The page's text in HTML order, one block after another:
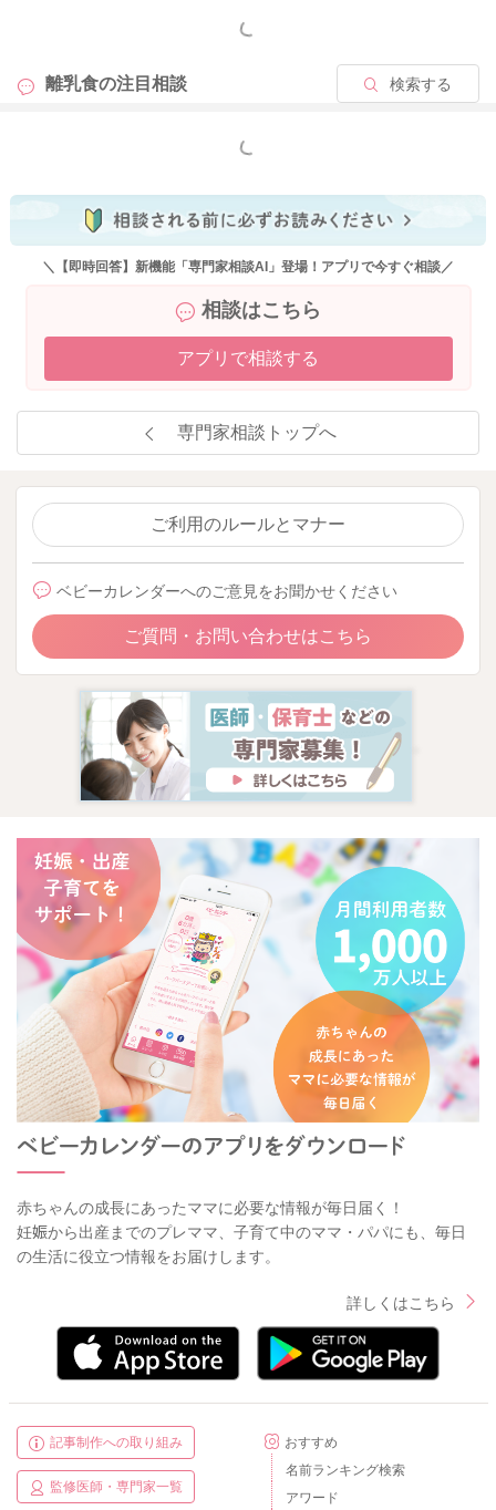
もっと見る
離乳食の注目相談 検索する
もっと見る
＼【即時回答】新機能「専門家相談AI」登場！アプリで今すぐ相談／
相談はこちら
アプリで相談する
専門家相談トップへ
ご利用のルールとマナー
ベビーカレンダーへのご意見をお聞かせください
ご質問・お問い合わせはこちら
赤ちゃんの成長にあったママに必要な情報が毎日届く！
妊娠から出産までのプレママ、子育て中のママ・パパにも、毎日
の生活に役立つ情報をお届けします。
詳しくはこちら
記事制作への取り組み
監修医師・専門家一覧
おすすめ
名前ランキング検索
アワード